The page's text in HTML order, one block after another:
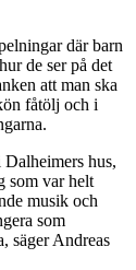
där barn
de ser på det
att man ska
fåtölj och i
hus,
som var helt
musik och
som
säger Andreas